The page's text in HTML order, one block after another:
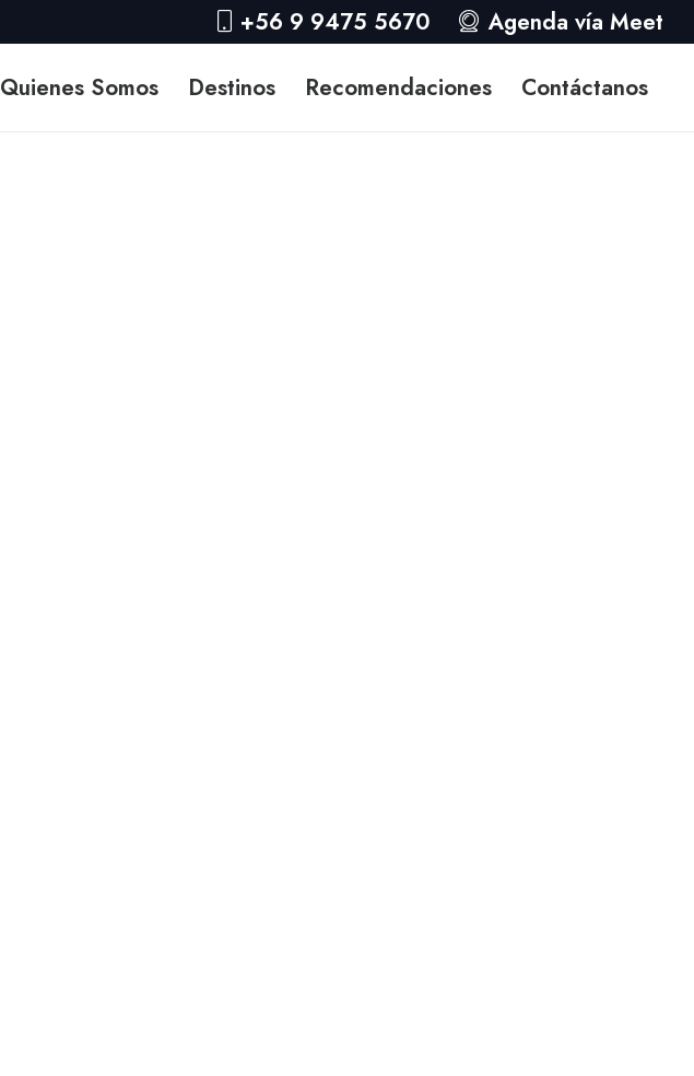
+56 9 9475 5670
Agenda vía Meet
Quienes Somos Destinos Recomendaciones Contáctanos